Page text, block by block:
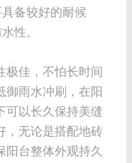
备较好的耐候
性。
极佳，不怕长时间
御雨水冲刷，在阳
可以长久保持美缝
，无论是搭配地砖
阳台整体外观持久